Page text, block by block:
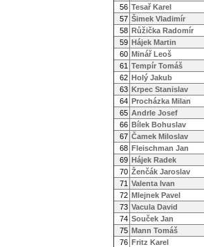
56 Tesař Karel
57 Šimek Vladimír
58 Růžička Radomír
59 Hájek Martin
60 Minář Leoš
61 Tempír Tomáš
62 Holý Jakub
63 Krpec Stanislav
64 Procházka Milan
65 Andrle Josef
66 Bílek Bohuslav
67 Čamek Miloslav
68 Fleischman Jan
69 Hájek Radek
70 Ženčák Jaroslav
71 Valenta Ivan
72 Mlejnek Pavel
73 Vacula David
74 Souček Jan
75 Mann Tomáš
76 Fritz Karel